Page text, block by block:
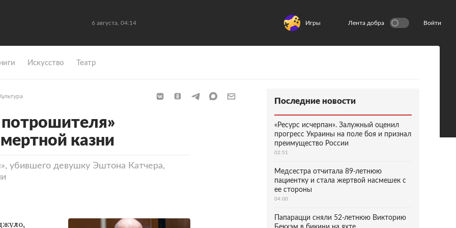
6 августа, 04:14 Игры Лента добра Войти
Искусство Театр
потрошителя»
казни
убившего девушку Эштона Катчера,
Последние новости
«Ресурс исчерпан». Залужный оценил
прогресс Украины на поле боя и признал
преимущество России
02:51
Медсестра отчитала 89-летнюю
пациентку и стала жертвой насмешек с
ее стороны
04:00
Папарацци сняли 52-летнюю Викторию